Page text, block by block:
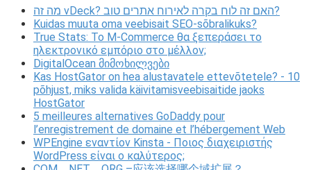
מה זה vDeck? האם זה לוח בקרה לאירוח אתרים טוב?
Kuidas muuta oma veebisait SEO-sõbralikuks?
True Stats: Το M-Commerce θα ξεπεράσει το
ηλεκτρονικό εμπόριο στο μέλλον;
DigitalOcean მიმოხილვები
Kas HostGator on hea alustavatele ettevõtetele? - 10
põhjust, miks valida käivitamisveebisaitide jaoks
HostGator
5 meilleures alternatives GoDaddy pour
l’enregistrement de domaine et l’hébergement Web
WPEngine εναντίον Kinsta - Ποιος διαχειριστής
WordPress είναι ο καλύτερος;